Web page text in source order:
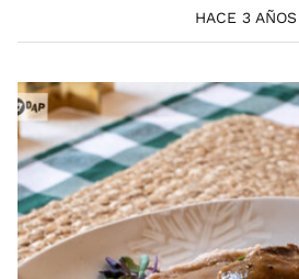
HACE 3 AÑOS